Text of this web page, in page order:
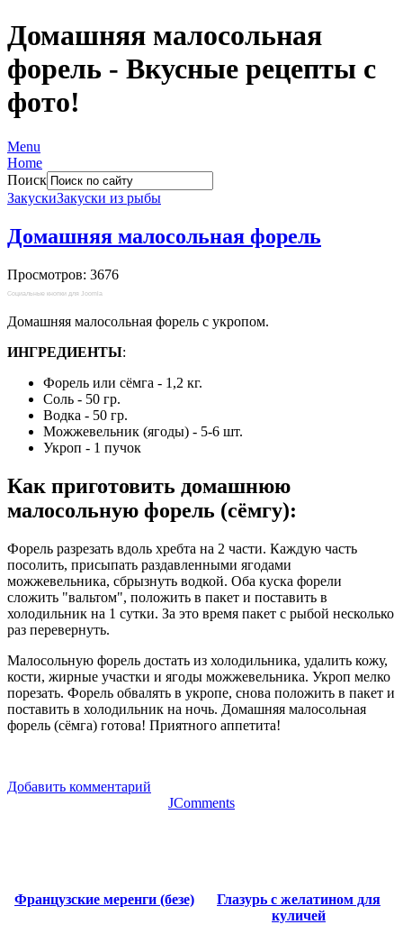
Домашняя малосольная
форель - Вкусные рецепты с
фото!
Menu
Home
Поиск
ЗакускиЗакуски из рыбы
Домашняя малосольная форель
Просмотров: 3676
Социальные кнопки для Joomla
Домашняя малосольная форель с укропом.
ИНГРЕДИЕНТЫ:
Форель или сёмга - 1,2 кг.
Соль - 50 гр.
Водка - 50 гр.
Можжевельник (ягоды) - 5-6 шт.
Укроп - 1 пучок
Как приготовить домашнюю
малосольную форель (сёмгу):
Форель разрезать вдоль хребта на 2 части. Каждую часть
посолить, присыпать раздавленными ягодами
можжевельника, сбрызнуть водкой. Оба куска форели
сложить "вальтом", положить в пакет и поставить в
холодильник на 1 сутки. За это время пакет с рыбой несколько
раз перевернуть.
Малосольную форель достать из холодильника, удалить кожу,
кости, жирные участки и ягоды можжевельника. Укроп мелко
порезать. Форель обвалять в укропе, снова положить в пакет и
поставить в холодильник на ночь. Домашняя малосольная
форель (сёмга) готова! Приятного аппетита!
Добавить комментарий
JComments
Французские меренги (безе)
Глазурь с желатином для
куличей